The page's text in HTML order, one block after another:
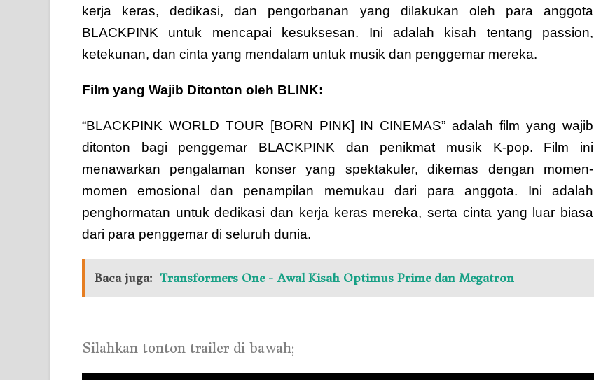
kerja keras, dedikasi, dan pengorbanan yang dilakukan oleh para anggota
BLACKPINK untuk mencapai kesuksesan. Ini adalah kisah tentang passion,
ketekunan, dan cinta yang mendalam untuk musik dan penggemar mereka.
Film yang Wajib Ditonton oleh BLINK:
“BLACKPINK WORLD TOUR [BORN PINK] IN CINEMAS” adalah film yang wajib
ditonton bagi penggemar BLACKPINK dan penikmat musik K-pop. Film ini
menawarkan pengalaman konser yang spektakuler, dikemas dengan momen-
momen emosional dan penampilan memukau dari para anggota. Ini adalah
penghormatan untuk dedikasi dan kerja keras mereka, serta cinta yang luar biasa
dari para penggemar di seluruh dunia.
Baca juga: Transformers One - Awal Kisah Optimus Prime dan Megatron
Silahkan tonton trailer di bawah;